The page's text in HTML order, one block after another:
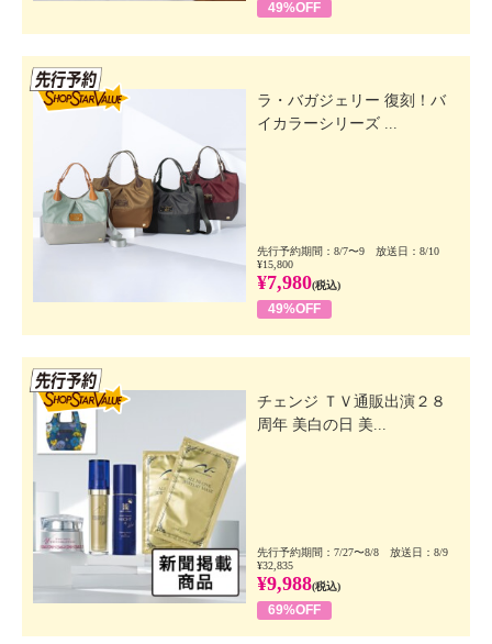
49%OFF
ラ・バガジェリー 復刻！バ
イカラーシリーズ ...
先行予約期間：8/7〜9 放送日：8/10
¥15,800
¥7,980(税込)
49%OFF
チェンジ ＴＶ通販出演２８
周年 美白の日 美...
先行予約期間：7/27〜8/8 放送日：8/9
¥32,835
¥9,988(税込)
69%OFF